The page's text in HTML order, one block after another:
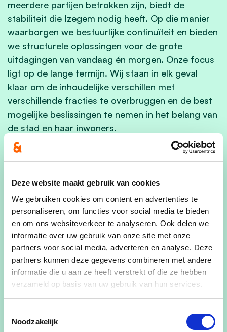
Deze website maakt gebruik van cookies
We gebruiken cookies om content en advertenties te
personaliseren, om functies voor social media te bieden
en om ons websiteverkeer te analyseren. Ook delen we
informatie over uw gebruik van onze site met onze
partners voor social media, adverteren en analyse. Deze
partners kunnen deze gegevens combineren met andere
informatie die u aan ze heeft verstrekt of die ze hebben
verzameld op basis van uw gebruik van hun services.
Noodzakelijk
meerdere partijen betrokken zijn, biedt de
stabiliteit die Izegem nodig heeft. Op die manier
waarborgen we bestuurlijke continuïteit en bieden
we structurele oplossingen voor de grote
uitdagingen van vandaag én morgen. Onze focus
ligt op de lange termijn. Wij staan in elk geval
klaar om de inhoudelijke verschillen met
verschillende fracties te overbruggen en de best
mogelijke beslissingen te nemen in het belang van
de stad en haar inwoners.
Met bovenstaande handvaten gingen en blijven
we de gesprekken over de toekomst van onze
postjes, maar door een visie op een beter Izegem.
Ongetwijfeld moet elke partij over zijn of haar
schaduw heen stappen om dit te doen slagen.
Ongetwijfeld moet elke partij daarvoor een stuk
van zijn/haar partijbelang aan de kant schuiven. In
het belang van de stad die we allemaal zo graag
zien moet dit mogelijk zijn. Dat is alvast waar wij
voor gaan.